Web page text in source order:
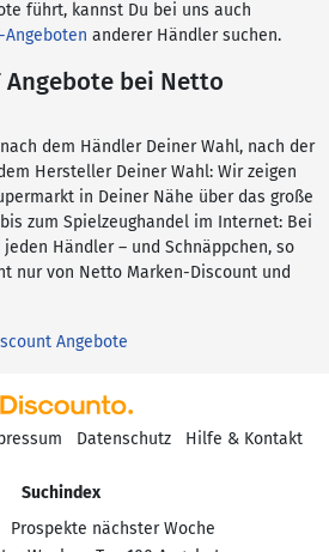
führt, kannst Du bei uns auch
Angeboten anderer Händler suchen.
Angebote bei Netto
dem Händler Deiner Wahl, nach der
Hersteller Deiner Wahl: Wir zeigen
in Deiner Nähe über das große
zum Spielzeughandel im Internet: Bei
Händler – und Schnäppchen, so
nur von Netto Marken-Discount und
Angebote
Datenschutz Hilfe & Kontakt
Suchindex
Prospekte nächster Woche